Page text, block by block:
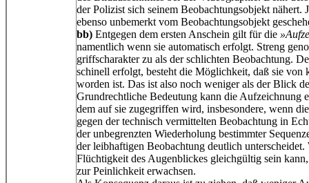
der Polizist sich seinem Beobachtungsobjekt nähert.
ebenso unbemerkt vom Beobachtungsobjekt
bb) Entgegen dem ersten Anschein gilt für die
namentlich wenn sie automatisch erfolgt. Streng
griffscharakter zu als der schlichten Beobachtung.
schinell erfolgt, besteht die Möglichkeit, daß sie von
worden ist. Das ist also noch weniger als der Blick
Grundrechtliche Bedeutung kann die Aufzeichnung
dem auf sie zugegriffen wird, insbesondere, wenn
gegen der technisch vermittelten Beobachtung in
der unbegrenzten Wiederholung bestimmter
der leibhaftigen Beobachtung deutlich unterscheidet.
Flüchtigkeit des Augenblickes gleichgültig sein
zur Peinlichkeit erwachsen.